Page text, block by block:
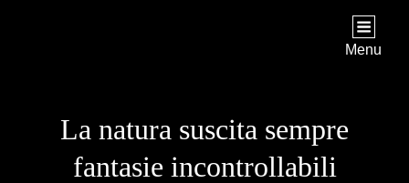
Menu
La natura suscita sempre
fantasie incontrollabili